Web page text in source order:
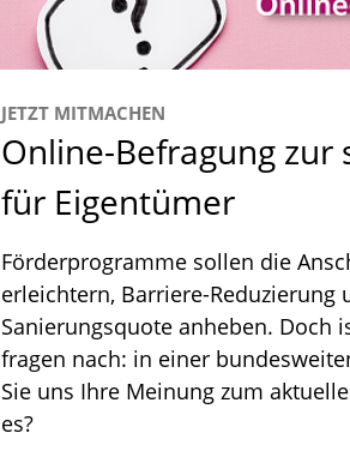
JETZT MITMACHEN
Online-Befragung
für Eigentümer
Förderprogramme sollen die
erleichtern, Barriere-Reduzierung
Sanierungsquote anheben. Doch
fragen nach: in einer
Sie uns Ihre Meinung zum
es?